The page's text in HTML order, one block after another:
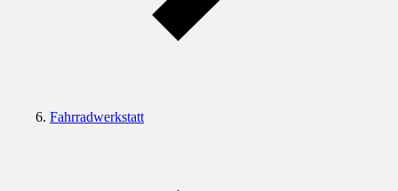
Fahrradwerkstatt